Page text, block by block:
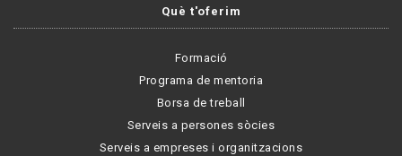
Què t'oferim
Formació
Programa de mentoria
Borsa de treball
Serveis a persones sòcies
Serveis a empreses i organitzacions